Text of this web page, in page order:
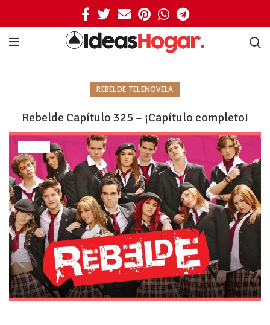
REBELDE TELENOVELA
Rebelde Capítulo 325 – ¡Capítulo completo!